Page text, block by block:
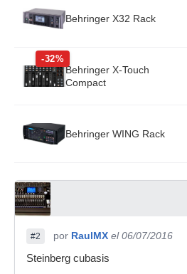
Behringer X32 Rack
-32%
Behringer X-Touch
Compact
Behringer WING Rack
#2 por RaulMX el 06/07/2016
Steinberg cubasis